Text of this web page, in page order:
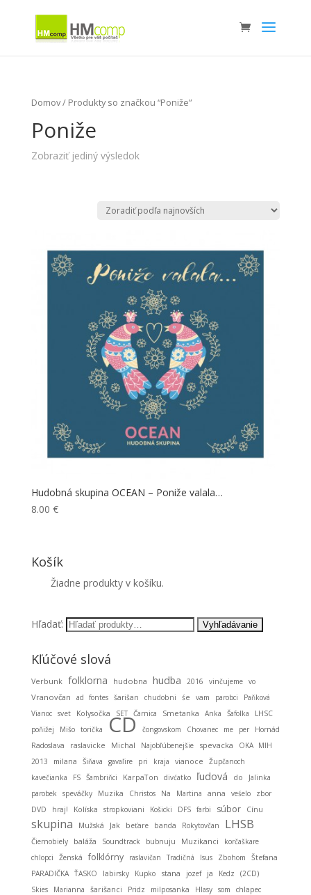
Domov/ Produkty so značkou “Poniže”
Poniže
Zobraziť jediný výsledok
Hudobná skupina OCEAN – Poniže valala…
8.00 €
Košík
Žiadne produkty v košíku.
Hľadať:
Kľúčové slová
Verbunk folklorna hudobna hudba 2016 vinčujeme vo
Vranovčan ad fontes šarišan chudobni śe vam parobci
Paňková
Vianoc svet Kolysočka SET Čarnica Smetanka Anka Šafolka
LHSC
poňižej
Mišo torička CD čongovskom Chovanec me per
Hornád
Radoslava
raslavicke Michal Najobľúbenejšie spevacka
OKA MIH
2013
milana Šiňava gavaľire pri kraja vianoce
Župčanoch
kavečianka
FS Šambriňci KarpaTon divćatko ľudová do
Jalinka
parobek
speváčky Muzika Christos Na Martina anna veśelo
zbor
DVD
hraj! Kolíska stropkoviani Košicki DFS farbi súbor Cínu
skupina Mužská Jak beťare banda Rokytovčan LHSB
Čiernobiely baláža Soundtrack bubnuju Muzikanci
korčaškare
chlopci
Ženská folklórny raslavičan Tradičná Isus Zbohom
Štefana
PARADIČKA ŤASKO labirsky Kupko stana jozef ja Kedz
(2CD)
Skies
Marianna šarišanci Pridz milposanka Hlasy som
chlapec